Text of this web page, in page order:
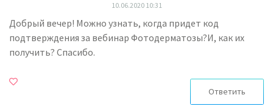
10.06.2020 10:31
Добрый вечер! Можно узнать, когда придет код
подтверждения за вебинар Фотодерматозы?И, как их
получить? Спасибо.
Ответить